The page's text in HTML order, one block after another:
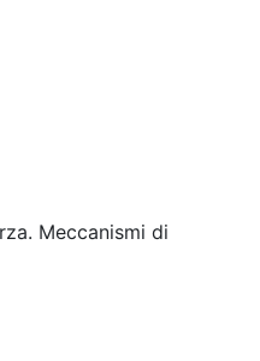
Meccanismi di